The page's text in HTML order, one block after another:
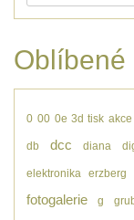
Oblíbené
0 00 0e 3d tisk akce
db dcc diana
elektronika erzberg
fotogalerie g